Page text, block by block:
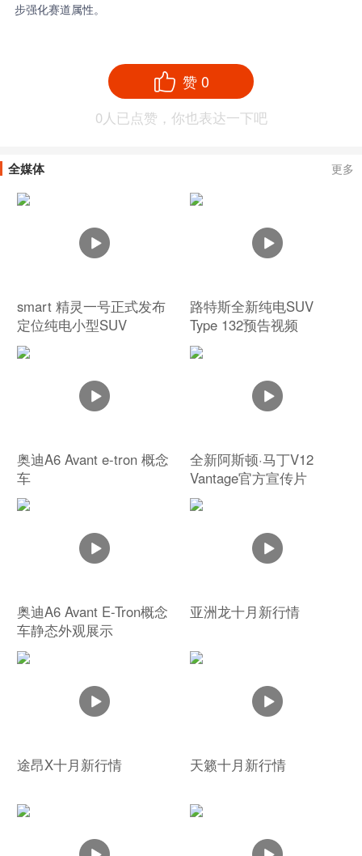
步强化赛道属性。
赞0
0人已点赞，你也表达一下吧
全媒体 更多
smart 精灵一号正式发布
定位纯电小型SUV
路特斯全新纯电SUV
Type 132预告视频
奥迪A6 Avant e-tron 概念
车
全新阿斯顿·马丁V12
Vantage官方宣传片
奥迪A6 Avant E-Tron概念
车静态外观展示
亚洲龙十月新行情
途昂X十月新行情 天籁十月新行情